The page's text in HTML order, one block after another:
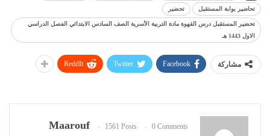
تحاضير بوابة المستقبل تحضير
تحضير المستقبل درس القهوة مادة التربية الأسرية الصف السادس الابتدائي الفصل الدراسي
الاول 1443 هـ
مشاركة Facebook
Twitter
ReddIt
Maarouf 1561 Posts 0 Comments